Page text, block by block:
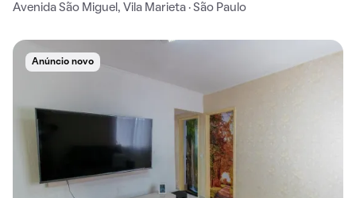
Avenida São Miguel, Vila Marieta · São Paulo
Anúncio novo